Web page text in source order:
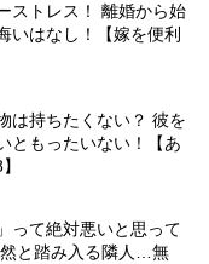
ストレス！ 離婚から始
いはなし！【嫁を便利
は持ちたくない？ 彼を
ともったいない！【あ
って絶対悪いと思って
と踏み入る隣人…無